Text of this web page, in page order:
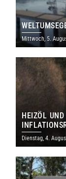
Mittwoch, 5.
HEIZÖL
Dienstag, 4.